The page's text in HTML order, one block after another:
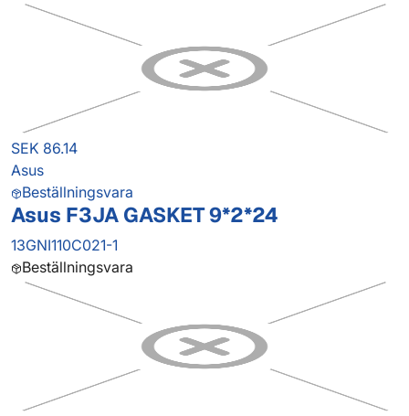
SEK 86.14
Asus
Beställningsvara
Asus F3JA GASKET 9*2*24
13GNI110C021-1
Beställningsvara